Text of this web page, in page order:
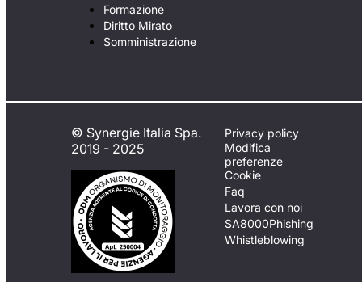
Formazione
Diritto Mirato
Somministrazione
© Synergie Italia Spa.
2019 - 2025
Privacy policy
Modifica
preferenze
Cookie
Faq
Lavora con noi
SA8000Phishing
Whistleblowing